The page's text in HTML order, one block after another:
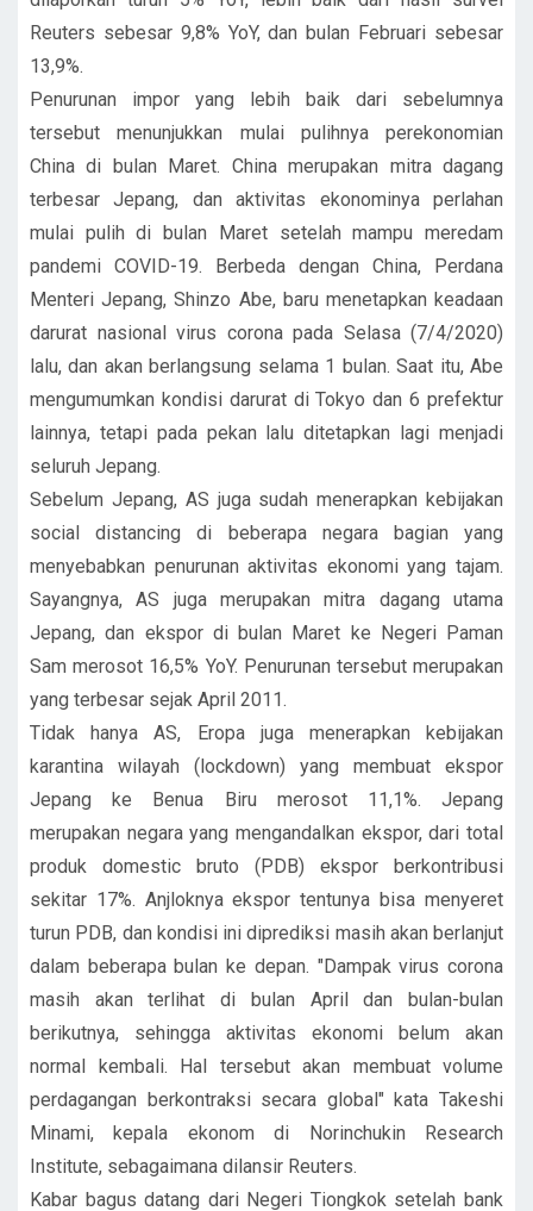
Reuters sebesar 9,8% YoY, dan bulan Februari sebesar
13,9%.
Penurunan impor yang lebih baik dari sebelumnya
tersebut menunjukkan mulai pulihnya perekonomian
China di bulan Maret. China merupakan mitra dagang
terbesar Jepang, dan aktivitas ekonominya perlahan
mulai pulih di bulan Maret setelah mampu meredam
pandemi COVID-19. Berbeda dengan China, Perdana
Menteri Jepang, Shinzo Abe, baru menetapkan keadaan
darurat nasional virus corona pada Selasa (7/4/2020)
lalu, dan akan berlangsung selama 1 bulan. Saat itu, Abe
mengumumkan kondisi darurat di Tokyo dan 6 prefektur
lainnya, tetapi pada pekan lalu ditetapkan lagi menjadi
seluruh Jepang.
Sebelum Jepang, AS juga sudah menerapkan kebijakan
social distancing di beberapa negara bagian yang
menyebabkan penurunan aktivitas ekonomi yang tajam.
Sayangnya, AS juga merupakan mitra dagang utama
Jepang, dan ekspor di bulan Maret ke Negeri Paman
Sam merosot 16,5% YoY. Penurunan tersebut merupakan
yang terbesar sejak April 2011.
Tidak hanya AS, Eropa juga menerapkan kebijakan
karantina wilayah (lockdown) yang membuat ekspor
Jepang ke Benua Biru merosot 11,1%. Jepang
merupakan negara yang mengandalkan ekspor, dari total
produk domestic bruto (PDB) ekspor berkontribusi
sekitar 17%. Anjloknya ekspor tentunya bisa menyeret
turun PDB, dan kondisi ini diprediksi masih akan berlanjut
dalam beberapa bulan ke depan. "Dampak virus corona
masih akan terlihat di bulan April dan bulan-bulan
berikutnya, sehingga aktivitas ekonomi belum akan
normal kembali. Hal tersebut akan membuat volume
perdagangan berkontraksi secara global" kata Takeshi
Minami, kepala ekonom di Norinchukin Research
Institute, sebagaimana dilansir Reuters.
Kabar bagus datang dari Negeri Tiongkok setelah bank